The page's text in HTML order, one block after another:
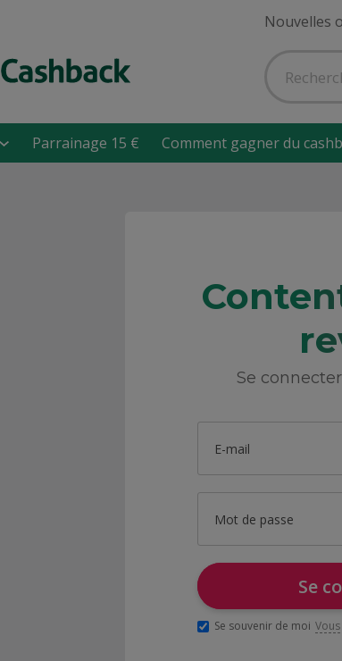
Nouvelles
Parrainage 15 € Comment gagner du
Se
E-mail
Mot de passe
Se
Se souvenir de moi